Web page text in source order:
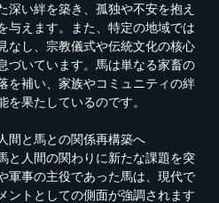
深い絆を築き、孤独や不安を抱え
与えます。また、特定の地域では
なし、宗教儀式や伝統文化の核心
づいています。馬は単なる家畜の
を補い、家族やコミュニティの絆
を果たしているのです。
間と馬との関係再構築へ
と人間の関わりに新たな課題を突
軍事の主役であった馬は、現代で
ントとしての側面が強調されます